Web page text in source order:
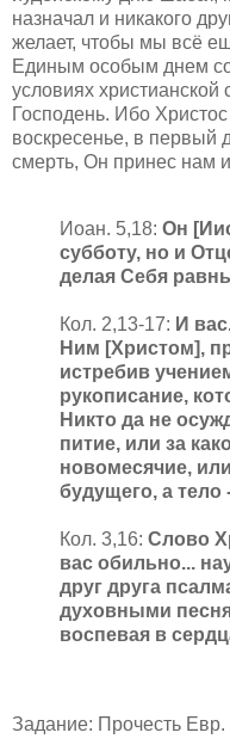
назначал и никакого
желает, чтобы мы всё
Единым особым днем
условиях
Господень. Ибо
воскресенье, в первый
смерть, Он принес нам
Иоан. 5,18: Он
субботу, но и
делая Себя
Кол. 2,13-17: И
Ним [Христом],
истребив
рукописание,
Никто да не
питие, или за
новомесячие,
будущего, а тело
Кол. 3,16: Слово
вас обильно...
друг друга
духовными
воспевая в
Задание: Прочесть